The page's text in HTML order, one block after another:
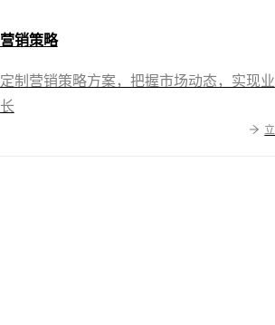
营销策略
定制营销策略方案，把握市场动态，实现
长